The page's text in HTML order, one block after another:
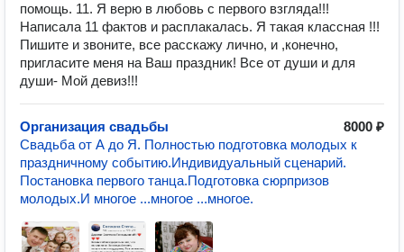
помощь. 11. Я верю в любовь с первого взгляда!!!
Написала 11 фактов и расплакалась. Я такая классная !!!
Пишите и звоните, все расскажу лично, и ,конечно,
пригласите меня на Ваш праздник! Все от души и для
души- Мой девиз!!!
Организация свадьбы
8000 ₽
Свадьба от А до Я. Полностью подготовка молодых к
праздничному событию.Индивидуальный сценарий.
Постановка первого танца.Подготовка сюрпризов
молодых.И многое ...многое ...многое.